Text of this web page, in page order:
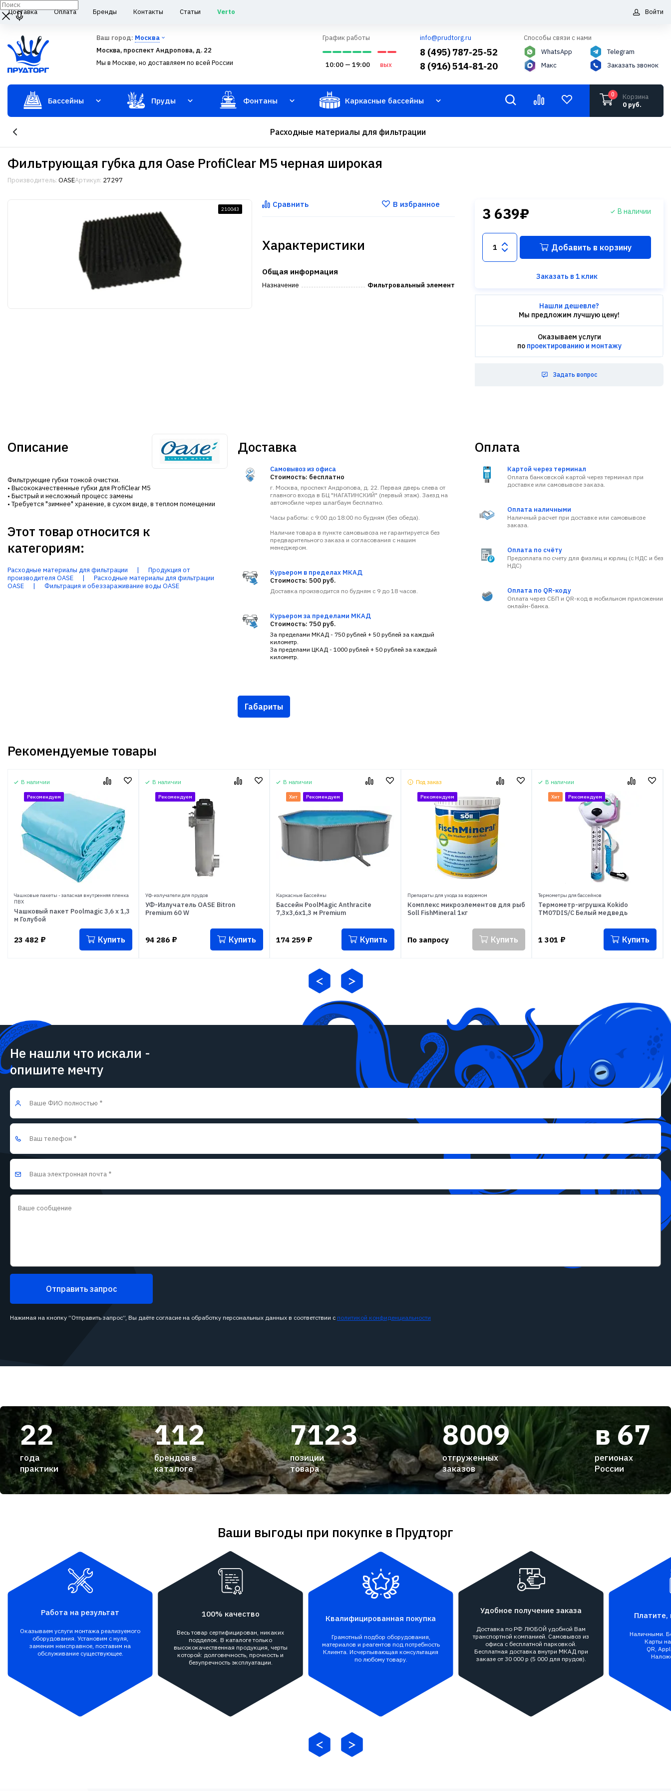
Доставка Оплата Бренды Контакты Статьи Verto Войти
Ваш город: Москва
Москва, проспект Андропова, д. 22
Мы в Москве, но доставляем по всей России
График работы
10:00 — 19:00 вых
info@prudtorg.ru
8 (495) 787-25-52
8 (916) 514-81-20
Способы связи с нами
WhatsApp
Макс
Telegram
Заказать звонок
Бассейны Пруды Фонтаны Каркасные бассейны
0
Корзина
0 руб.
Расходные материалы для фильтрации
Фильтрующая губка для Oase ProfiClear М5 черная широкая
Производитель: OASEАртикул: 27297
210043
Сравнить В избранное
Характеристики
Общая информация
Назначение Фильтровальный элемент
3 639₽ В наличии
Добавить в корзину
Заказать в 1 клик
Нашли дешевле?
Мы предложим лучшую цену!
Оказываем услуги
по проектированию и монтажу
Задать вопрос
Описание
Фильтрующие губки тонкой очистки.
• Высококачественные губки для ProfiClear М5
• Быстрый и несложный процесс замены
• Требуется "зимнее" хранение, в сухом виде, в теплом помещении
Этот товар относится к
категориям:
Расходные материалы для фильтрации |
Продукция от
производителя OASE
|
Расходные материалы для фильтрации
OASE
| Фильтрация и обеззараживание воды OASE
Доставка
Самовывоз из офиса
Стоимость: бесплатно
г. Москва, проспект Андропова, д. 22. Первая дверь слева от
главного входа в БЦ "НАГАТИНСКИЙ" (первый этаж). Заезд на
автомобиле через шлагбаум бесплатно.
Часы работы: с 9:00 до 18:00 по будням (без обеда).
Наличие товара в пункте самовывоза не гарантируется без
предварительного заказа и согласования с нашим
менеджером.
Курьером в пределах МКАД
Стоимость: 500 руб.
Доставка производится по будням с 9 до 18 часов.
Курьером за пределами МКАД
Стоимость: 750 руб.
За пределами МКАД - 750 рублей + 50 рублей за каждый
километр.
За пределами ЦКАД - 1000 рублей + 50 рублей за каждый
километр.
Габариты
Оплата
Картой через терминал
Оплата банковской картой через терминал при
доставке или самовывозе заказа.
Оплата наличными
Наличный расчет при доставке или самовывозе
заказа.
Оплата по счёту
Предоплата по счету для физлиц и юрлиц (с НДС и без
НДС)
Оплата по QR-коду
Оплата через СБП и QR-код в мобильном приложении
онлайн-банка.
Рекомендуемые товары
В наличии
Рекомендуем
Чашковые пакеты - запасная внутренняя пленка
ПВХ
Чашковый пакет Poolmagic 3,6 х 1,3
м Голубой
23 482 ₽ Купить
В наличии
Рекомендуем
УФ-излучатели для прудов
УФ-Излучатель OASE Bitron
Premium 60 W
94 286 ₽ Купить
В наличии
Хит Рекомендуем
Каркасные Бассейны
Бассейн PoolMagic Anthracite
7,3x3,6x1,3 м Premium
174 259 ₽ Купить
Под заказ
Рекомендуем
Препараты для ухода за водоемом
Комплекс микроэлементов для рыб
Soll FishMineral 1кг
По запросу Купить
В наличии
Хит Рекомендуем
Термометры для бассейнов
Термометр-игрушка Kokido
TM07DIS/C Белый медведь
1 301 ₽ Купить
Не нашли что искали -
опишите мечту
Отправить запрос
Нажимая на кнопку “Отправить запрос”, Вы даёте согласие на обработку персональных данных в соответствии с политикой конфиденциальности
22
года
практики
112
брендов в
каталоге
7123
позиции
товара
8009
отгруженных
заказов
в 67
регионах
России
Ваши выгоды при покупке в Прудторг
Работа на результат
Оказываем услуги монтажа реализуемого
оборудования. Установим с нуля,
заменим неисправное, поставим на
обслуживание существующее.
100% качество
Весь товар сертифицирован, никаких
подделок. В каталоге только
высококачественная продукция, черты
которой: долговечность, прочность и
безупречность эксплуатации.
Квалифицированная покупка
Грамотный подбор оборудования,
материалов и реагентов под потребность
Клиента. Исчерпывающая консультация
по любому товару.
Удобное получение заказа
Доставка по РФ ЛЮБОЙ удобной Вам
транспортной компанией. Самовывоз из
офиса с бесплатной парковкой.
Бесплатная доставка внутри МКАД при
заказе от 30 000 р (5 000 для прудов).
Платите,
Наличными.
Карты
QR,